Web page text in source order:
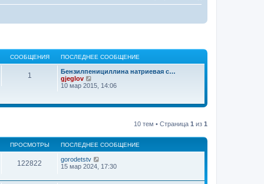
СООБЩЕНИЯ ПОСЛЕДНЕЕ СООБЩЕНИЕ
1
Бензилпенициллина натриевая с…
gjeglov
е
й
о
с
л
е
д
10 мар 2015, 14:06
10 тем • Страница 1 из 1
ПРОСМОТРЫ ПОСЛЕДНЕЕ СООБЩЕНИЕ
122822
gorodetstv
15 мар 2024, 17:30